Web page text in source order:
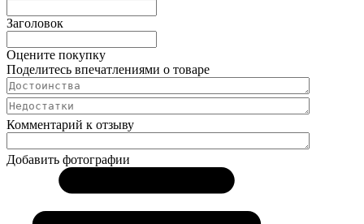
Заголовок
Оцените покупку
Поделитесь впечатлениями о товаре
Комментарий к отзыву
Добавить фотографии